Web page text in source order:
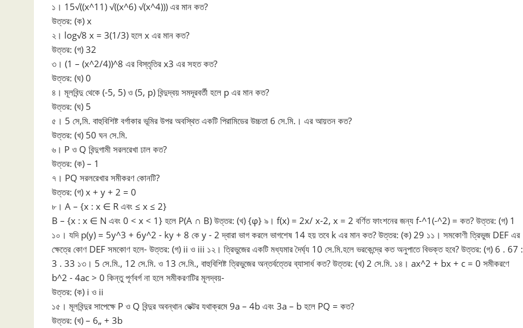
১। 15√((x^11) √((x^6) √(x^4))) এর মান কত?
উত্তর: (ক) x
২। log√8 x = 3(1/3) হলে x এর মান কত?
উত্তর: (গ) 32
৩। (1 – (x^2/4))^8 এর বিস্তৃতির x3 এর সহত কত?
উত্তর: (ঘ) 0
৪। মূলবিন্দু থেকে (-5, 5) ও (5, p) বিন্দুদ্বয় সমদূরবর্তী হলে p এর মান কত?
উত্তর: (ঘ) 5
৫। 5 সে,মি. বাহুবিশিষ্ট বর্গাকার ভূমির উপর অবস্থিত একটি পিরামিডের উচ্চতা 6 সে.মি.। এর আয়তন কত?
উত্তর: (খ) 50 ঘন সে.মি.
৬। P ও Q বিন্দুগামী সরলরেখা ঢাল কত?
উত্তর: (ক) – 1
৭। PQ সরলরেখার সমীকরণ কোনটি?
উত্তর: (গ) x + y + 2 = 0
৮। A – {x : x ∈ R এবং ≤ x ≤ 2}
B – {x : x ∈ N এবং 0 < x < 1} হলে P(A ∩ B) উত্তর: (খ) {φ} ৯। f(x) = 2x/ x-2, x = 2 বর্ণিত ফাংশনের জন্য f-^1(-^2) = কত? উত্তর: (গ) 1
১০। যদি p(y) = 5y^3 + 6y^2 - ky + 8 কে y - 2 দ্বারা ভাগ করলে ভাগশেষ 14 হয় তবে k এর মান কত? উত্তর: (ক) 29 ১১। সমকোণী ত্রিভুজ DEF এর
ক্ষেত্রে কোণ DEF সমকোণ হলে- উত্তর: (গ) ii ও iii ১২। ত্রিভুজের একটি মধ্যমার দৈর্ঘ্য 10 সে.মি.হলে ভরকেন্দ্রে কত অনুপাতে বিভক্ত হবে? উত্তর: (গ) 6 . 67 :
3 . 33 ১৩। 5 সে.মি., 12 সে.মি. ও 13 সে.মি., বাহুবিশিষ্ট ত্রিভুজের অন্তর্বত্তের ব্যাসার্ধ কত? উত্তর: (খ) 2 সে.মি. ১৪। ax^2 + bx + c = 0 সমীকরণে
b^2 - 4ac > 0 কিন্তু পূর্ণবর্গ না হলে সমীকরণটির মূলদ্বয়-
উত্তর: (ক) i ও ii
১৫। মূলবিন্দুর সাপেক্ষে P ও Q বিন্দুর অবন্থান ভেক্টর যথাক্রমে 9a – 4b এবং 3a – b হলে PQ = কত?
উত্তর: (খ) – 6„ + 3b